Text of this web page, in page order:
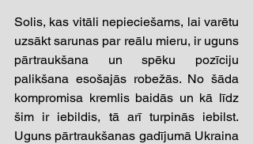
Solis, kas vitāli nepieciešams, lai varētu
uzsākt sarunas par reālu mieru, ir uguns
pārtraukšana un spēku pozīciju
palikšana esošajās robežās. No šāda
kompromisa kremlis baidās un kā līdz
šim ir iebildis, tā arī turpinās iebilst.
Uguns pārtraukšanas gadījumā Ukraina